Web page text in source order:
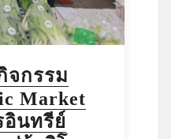
จกรรม
Market
อินทรีย์